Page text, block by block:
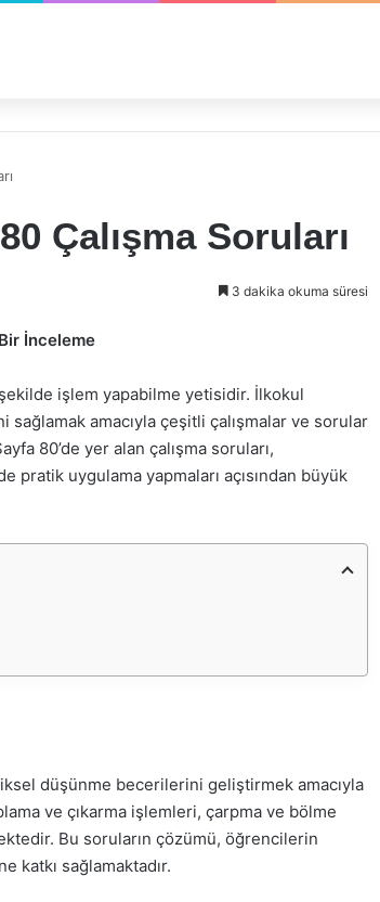
Çalışma Soruları
3 dakika okuma süresi
İnceleme
işlem yapabilme yetisidir. İlkokul
amacıyla çeşitli çalışmalar ve sorular
80’de yer alan çalışma soruları,
uygulama yapmaları açısından büyük
düşünme becerilerini geliştirmek amacıyla
ve çıkarma işlemleri, çarpma ve bölme
Bu soruların çözümü, öğrencilerin
katkı sağlamaktadır.